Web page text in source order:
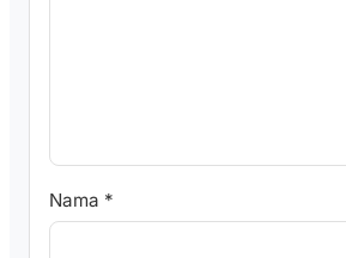
Nama *